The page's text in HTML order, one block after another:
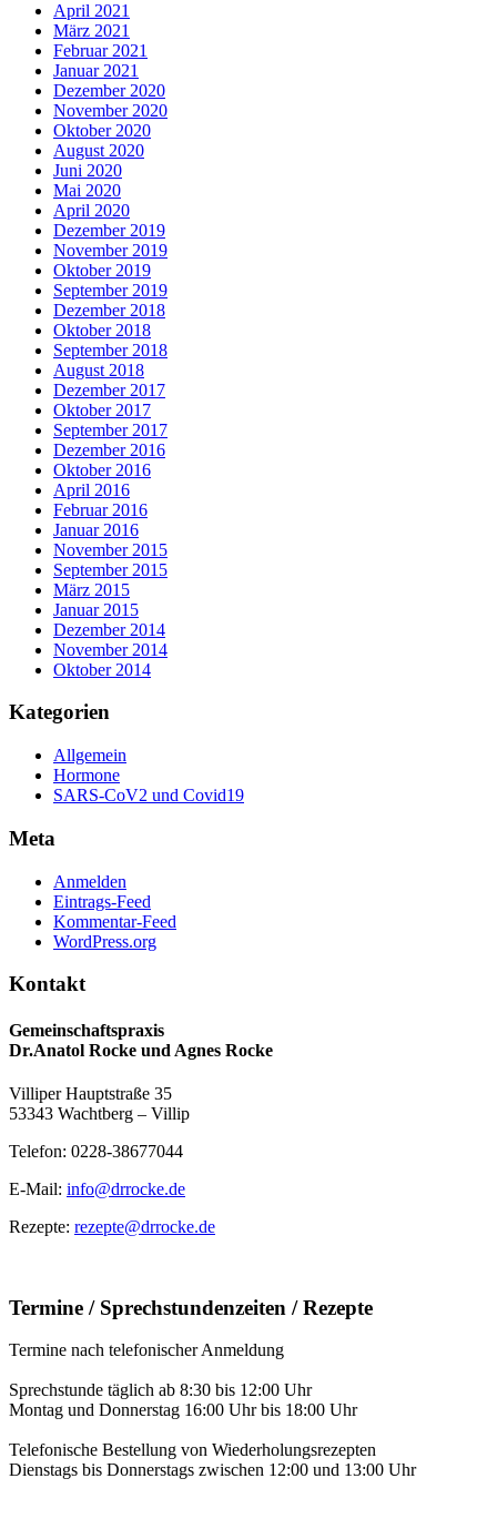
April 2021
März 2021
Februar 2021
Januar 2021
Dezember 2020
November 2020
Oktober 2020
August 2020
Juni 2020
Mai 2020
April 2020
Dezember 2019
November 2019
Oktober 2019
September 2019
Dezember 2018
Oktober 2018
September 2018
August 2018
Dezember 2017
Oktober 2017
September 2017
Dezember 2016
Oktober 2016
April 2016
Februar 2016
Januar 2016
November 2015
September 2015
März 2015
Januar 2015
Dezember 2014
November 2014
Oktober 2014
Kategorien
Allgemein
Hormone
SARS-CoV2 und Covid19
Meta
Anmelden
Eintrags-Feed
Kommentar-Feed
WordPress.org
Kontakt
Gemeinschaftspraxis
Dr.Anatol Rocke und Agnes Rocke
Villiper Hauptstraße 35
53343 Wachtberg – Villip
Telefon: 0228-38677044
E-Mail: info@drrocke.de
Rezepte: rezepte@drrocke.de
Termine / Sprechstundenzeiten / Rezepte
Termine nach telefonischer Anmeldung
Sprechstunde täglich ab 8:30 bis 12:00 Uhr
Montag und Donnerstag 16:00 Uhr bis 18:00 Uhr
Telefonische Bestellung von Wiederholungsrezepten
Dienstags bis Donnerstags zwischen 12:00 und 13:00 Uhr